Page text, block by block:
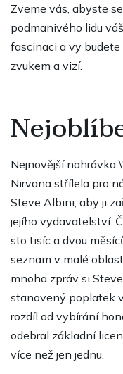
Zveme vás, abyste
podmanivého lidu
fascinaci a vy
zvukem a vizí.
Nejnovější nahrávka
Nirvana střílela pro
Steve Albini, aby ji
jejího vydavatelství.
sto tisíc a dvou
seznam v malé
mnoha zpráv si
stanovený poplatek
rozdíl od vybírání
odebral základní
více než jen jednu.